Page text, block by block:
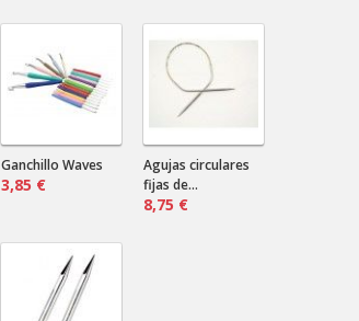
bien con un color liso oscuro.
¿Marino? ¿Negro? ¿Verde?...
Cardas de mano
2024-08-16 18:12:31
Envían a Uruguay? Que precio sería
por más de un par?
Ganchillo Waves
3,85 €
Agujas circulares
fijas de...
8,75 €